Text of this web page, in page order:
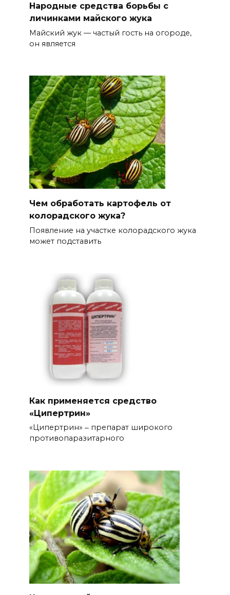
Народные средства борьбы с
личинками майского жука
Майский жук — частый гость на огороде,
он является
Чем обработать картофель от
колорадского жука?
Появление на участке колорадского жука
может подставить
Как применяется средство
«Ципертрин»
«Ципертрин» ‒ препарат широкого
противопаразитарного